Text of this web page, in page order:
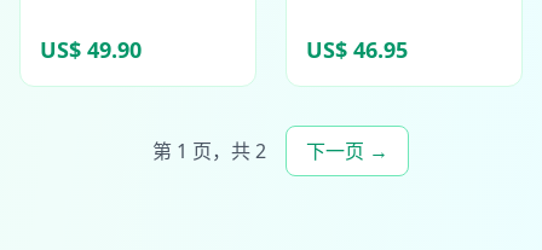
US$ 49.90 US$ 46.95
第 1 页，共 2 下一页 →